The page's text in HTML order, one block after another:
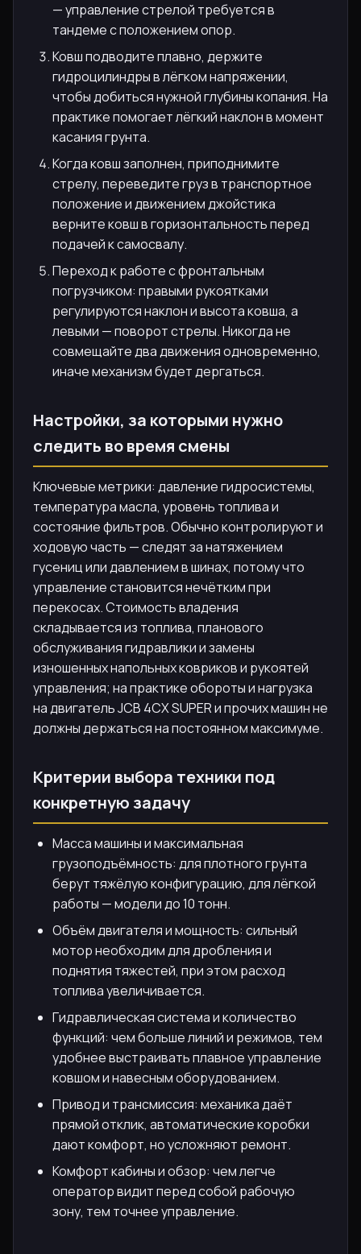
— управление стрелой требуется в
тандеме с положением опор.
Ковш подводите плавно, держите
гидроцилиндры в лёгком напряжении,
чтобы добиться нужной глубины копания. На
практике помогает лёгкий наклон в момент
касания грунта.
Когда ковш заполнен, приподнимите
стрелу, переведите груз в транспортное
положение и движением джойстика
верните ковш в горизонтальность перед
подачей к самосвалу.
Переход к работе с фронтальным
погрузчиком: правыми рукоятками
регулируются наклон и высота ковша, а
левыми — поворот стрелы. Никогда не
совмещайте два движения одновременно,
иначе механизм будет дергаться.
Настройки, за которыми нужно
следить во время смены
Ключевые метрики: давление гидросистемы,
температура масла, уровень топлива и
состояние фильтров. Обычно контролируют и
ходовую часть — следят за натяжением
гусениц или давлением в шинах, потому что
управление становится нечётким при
перекосах. Стоимость владения
складывается из топлива, планового
обслуживания гидравлики и замены
изношенных напольных ковриков и рукоятей
управления; на практике обороты и нагрузка
на двигатель JCB 4CX SUPER и прочих машин не
должны держаться на постоянном максимуме.
Критерии выбора техники под
конкретную задачу
Масса машины и максимальная
грузоподъёмность: для плотного грунта
берут тяжёлую конфигурацию, для лёгкой
работы — модели до 10 тонн.
Объём двигателя и мощность: сильный
мотор необходим для дробления и
поднятия тяжестей, при этом расход
топлива увеличивается.
Гидравлическая система и количество
функций: чем больше линий и режимов, тем
удобнее выстраивать плавное управление
ковшом и навесным оборудованием.
Привод и трансмиссия: механика даёт
прямой отклик, автоматические коробки
дают комфорт, но усложняют ремонт.
Комфорт кабины и обзор: чем легче
оператор видит перед собой рабочую
зону, тем точнее управление.